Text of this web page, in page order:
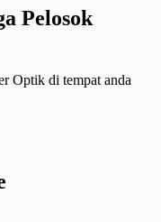
Pelosok
Optik di tempat anda